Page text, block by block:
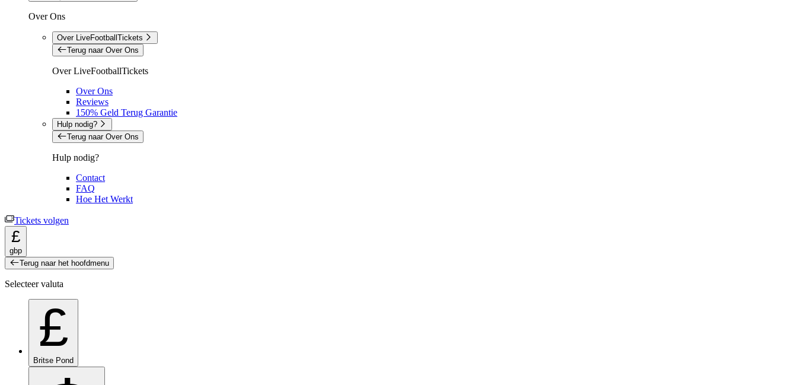
Over Ons
Over LiveFootballTickets
Terug naar Over Ons
Over LiveFootballTickets
Over Ons
Reviews
150% Geld Terug Garantie
Hulp nodig?
Terug naar Over Ons
Hulp nodig?
Contact
FAQ
Hoe Het Werkt
Tickets volgen
£
gbp
Terug naar het hoofdmenu
Selecteer valuta
£
Britse Pond